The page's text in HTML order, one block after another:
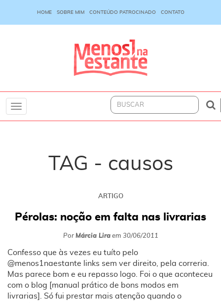
HOME SOBRE MIM CONTEÚDO PATROCINADO CONTATO
Toggle
TAG - causos
ARTIGO
Pérolas: noção em falta nas livrarias
Por Márcia Liraem 30/06/2011
Confesso que às vezes eu tuíto pelo
@menos1naestante links sem ver direito, pela correria.
Mas parece bom e eu repasso logo. Foi o que aconteceu
com o blog [manual prático de bons modos em
livrarias]. Só fui prestar mais atenção quando o